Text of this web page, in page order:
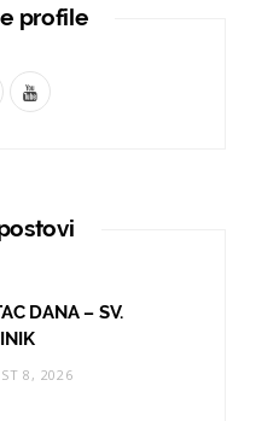
profile
Y
T
DANA – SV.
8, 2026